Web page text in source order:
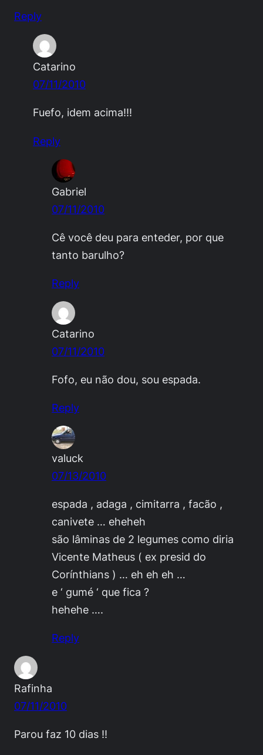
Reply
Catarino
07/11/2010
Fuefo, idem acima!!!
Reply
Gabriel
07/11/2010
Cê você deu para enteder, por que
tanto barulho?
Reply
Catarino
07/11/2010
Fofo, eu não dou, sou espada.
Reply
valuck
07/13/2010
espada , adaga , cimitarra , facão ,
canivete … eheheh
são lâminas de 2 legumes como diria
Vicente Matheus ( ex presid do
Corínthians ) … eh eh eh …
e ‘ gumé ‘ que fica ?
hehehe ….
Reply
Rafinha
07/11/2010
Parou faz 10 dias !!